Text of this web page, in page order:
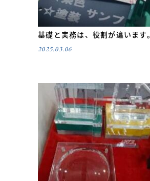
基礎と実務は、役割が違います。
2025.03.06